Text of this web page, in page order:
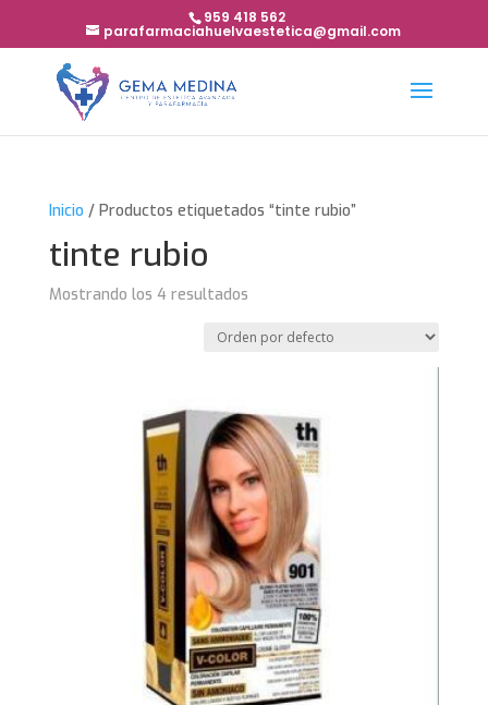
959 418 562
parafarmaciahuelvaestetica@gmail.com
Inicio / Productos etiquetados “tinte rubio”
tinte rubio
Mostrando los 4 resultados